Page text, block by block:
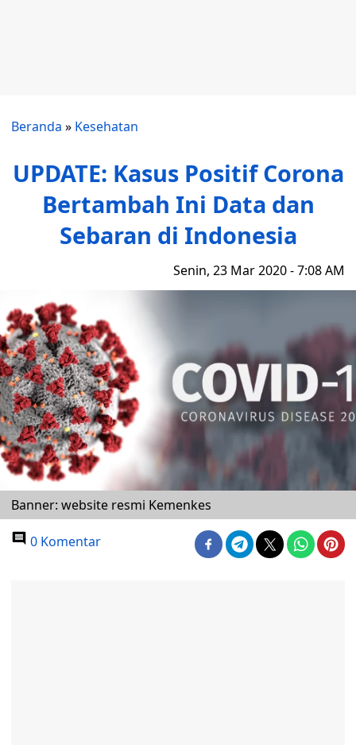
Beranda » Kesehatan
UPDATE: Kasus Positif Corona
Bertambah Ini Data dan
Sebaran di Indonesia
Senin, 23 Mar 2020 - 7:08 AM
Banner: website resmi Kemenkes
0 Komentar